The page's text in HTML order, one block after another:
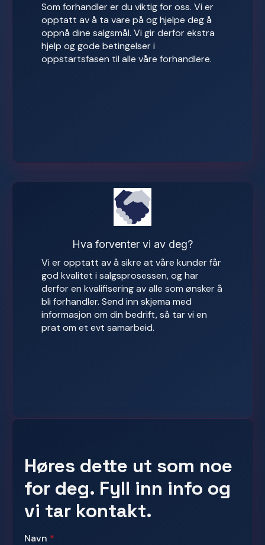
Som forhandler er du viktig for oss. Vi er
opptatt av å ta vare på og hjelpe deg å
oppnå dine salgsmål. Vi gir derfor ekstra
hjelp og gode betingelser i
oppstartsfasen til alle våre forhandlere.
Hva forventer vi av deg?
Vi er opptatt av å sikre at våre kunder får
god kvalitet i salgsprosessen, og har
derfor en kvalifisering av alle som ønsker å
bli forhandler. Send inn skjema med
informasjon om din bedrift, så tar vi en
prat om et evt samarbeid.
Høres dette ut som noe
for deg. Fyll inn info og
vi tar kontakt.
Navn *